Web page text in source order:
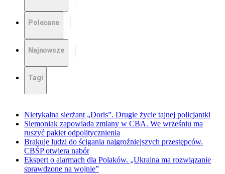
Polecane
Najnowsze
Tagi
Nietykalna sierżant „Doris”. Drugie życie tajnej policjantki
Siemoniak zapowiada zmiany w CBA. We wrześniu ma
ruszyć pakiet odpolitycznienia
Brakuje ludzi do ścigania najgroźniejszych przestępców.
CBŚP otwiera nabór
Ekspert o alarmach dla Polaków. „Ukraina ma rozwiązanie
sprawdzone na wojnie”